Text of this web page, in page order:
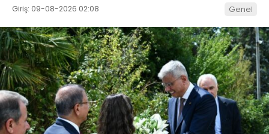
Giriş: 09-08-2026 02:08 Genel